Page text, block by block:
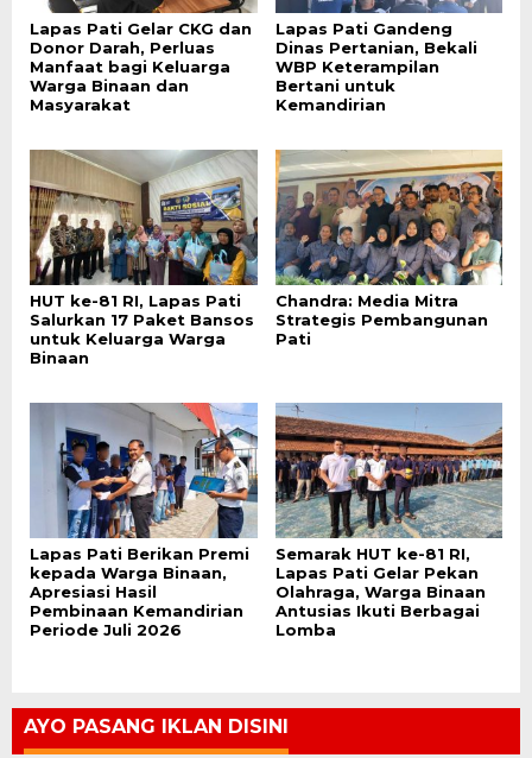
Lapas Pati Gelar CKG dan
Donor Darah, Perluas
Manfaat bagi Keluarga
Warga Binaan dan
Masyarakat
Lapas Pati Gandeng
Dinas Pertanian, Bekali
WBP Keterampilan
Bertani untuk
Kemandirian
HUT ke-81 RI, Lapas Pati
Salurkan 17 Paket Bansos
untuk Keluarga Warga
Binaan
Chandra: Media Mitra
Strategis Pembangunan
Pati
Lapas Pati Berikan Premi
kepada Warga Binaan,
Apresiasi Hasil
Pembinaan Kemandirian
Periode Juli 2026
Semarak HUT ke-81 RI,
Lapas Pati Gelar Pekan
Olahraga, Warga Binaan
Antusias Ikuti Berbagai
Lomba
AYO PASANG IKLAN DISINI